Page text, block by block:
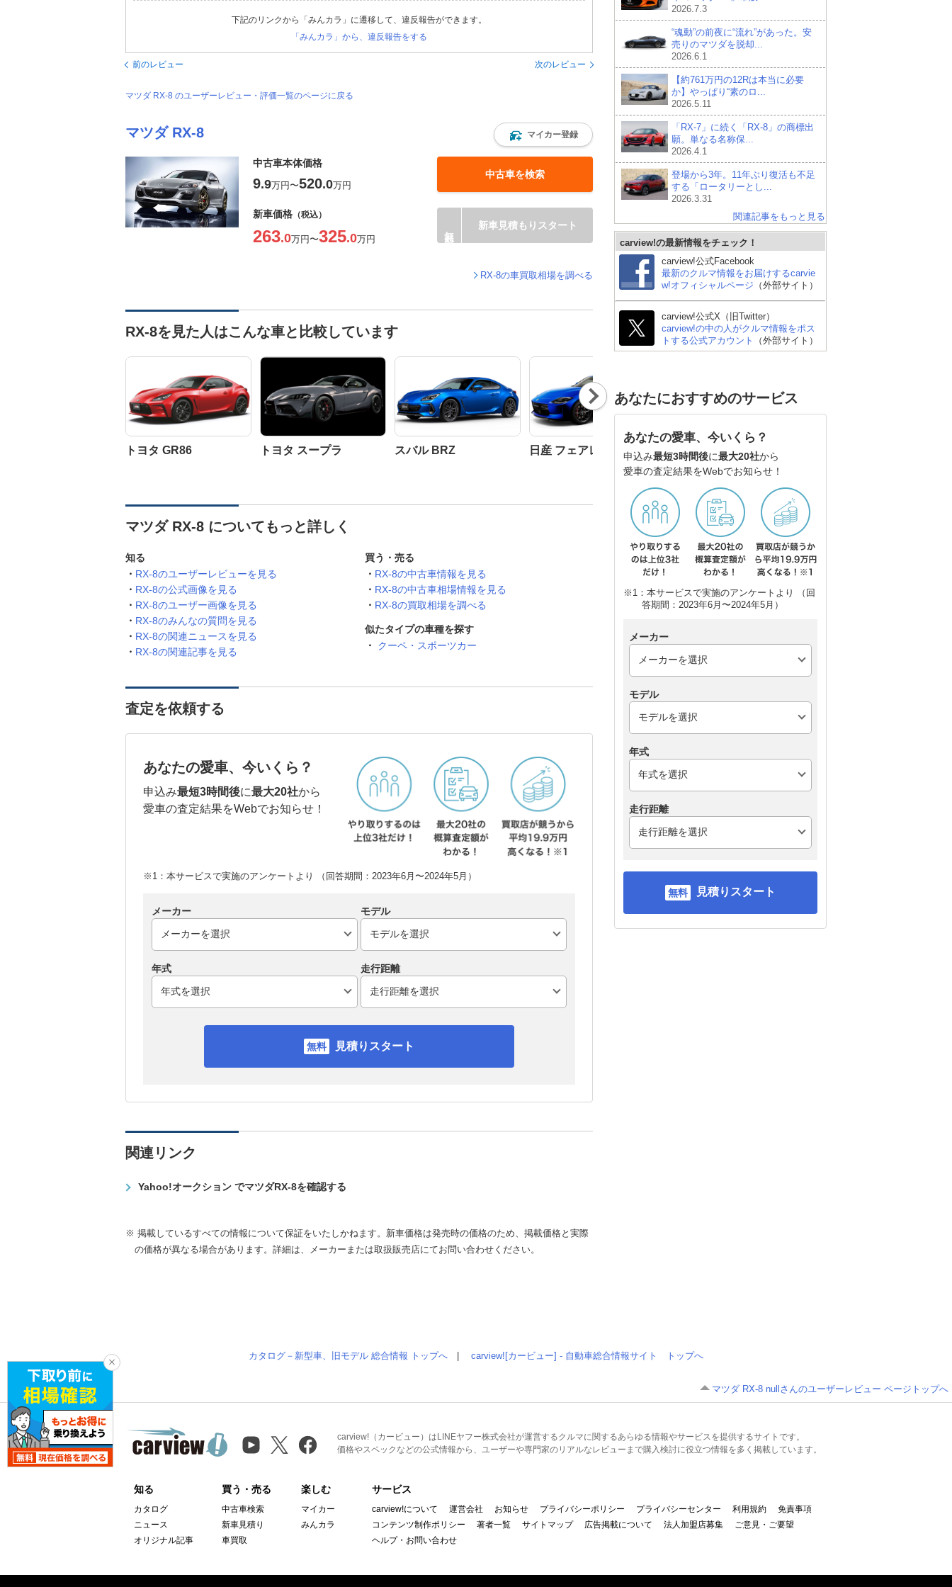
下記のリンクから「みんカラ」に遷移して、違反報告ができます。
「みんカラ」から、違反報告をする
前のレビュー 次のレビュー
マツダ RX-8 のユーザーレビュー・評価一覧のページに戻る
マツダ RX-8 マイカー登録
中古車本体価格
9.9万円〜520.0万円
中古車を検索
新車価格 （税込）
263.0万円〜325.0万円
新車見積もりスタート
RX-8の車買取相場を調べる
RX-8を見た人はこんな車と比較しています
トヨタ GR86 トヨタ スープラ スバル BRZ 日産 フェアレディZ ポルシェ 911
Nex
t
マツダ RX-8 についてもっと詳しく
知る
RX-8のユーザーレビューを見る
RX-8の公式画像を見る
RX-8のユーザー画像を見る
RX-8のみんなの質問を見る
RX-8の関連ニュースを見る
RX-8の関連記事を見る
買う・売る
RX-8の中古車情報を見る
RX-8の中古車相場情報を見る
RX-8の買取相場を調べる
似たタイプの車種を探す
クーペ・スポーツカー
査定を依頼する
あなたの愛車、今いくら？
申込み最短3時間後に最大20社から
愛車の査定結果をWebでお知らせ！
※1：本サービスで実施のアンケートより （回答期間：2023年6月〜2024年5月）
メーカー モデル
年式 走行距離
見積りスタート
関連リンク
Yahoo!オークション でマツダRX-8を確認する
※ 掲載しているすべての情報について保証をいたしかねます。新車価格は発売時の価格のため、掲載価格と実際
の価格が異なる場合があります。詳細は、メーカーまたは取扱販売店にてお問い合わせください。
2026.7.3
“魂動”の前夜に“流れ”があった。安
売りのマツダを脱却...
2026.6.1
【約761万円の12Rは本当に必要
か】やっぱり“素のロ...
2026.5.11
「RX-7」に続く「RX-8」の商標出
願。単なる名称保...
2026.4.1
登場から3年。11年ぶり復活も不足
する「ロータリーとし...
2026.3.31
関連記事をもっと見る
carview!の最新情報をチェック！
carview!公式Facebook
最新のクルマ情報をお届けするcarvie
w!オフィシャルページ （外部サイト）
carview!公式X（旧Twitter）
carview!の中の人がクルマ情報をポス
トする公式アカウント
（外部サイト）
あなたにおすすめのサービス
あなたの愛車、今いくら？
申込み最短3時間後に最大20社から
愛車の査定結果をWebでお知らせ！
※1：本サービスで実施のアンケートより （回
答期間：2023年6月〜2024年5月）
メーカー
モデル
年式
走行距離
見積りスタート
カタログ－新型車、旧モデル 総合情報 トップへ carview![カービュー] - 自動車総合情報サイト トップへ
マツダ RX-8 nullさんのユーザーレビュー ページトップへ
carview!（カービュー）はLINEヤフー株式会社が運営するクルマに関するあらゆる情報やサービスを提供するサイトです。
価格やスペックなどの公式情報から、ユーザーや専門家のリアルなレビューまで購入検討に役立つ情報を多く掲載しています。
知る
カタログ
ニュース
オリジナル記事
買う・売る
中古車検索
新車見積り
車買取
楽しむ
マイカー
みんカラ
サービス
carview!について 運営会社 お知らせ プライバシーポリシー プライバシーセンター 利用規約
免責事項
コンテンツ制作ポリシー
著者一覧 サイトマップ 広告掲載について 法人加盟店募集
ご意見・ご要望
ヘルプ・お問い合わせ